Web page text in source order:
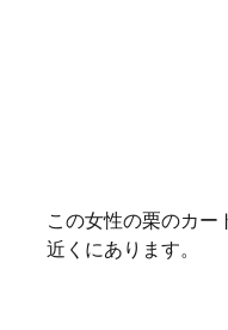
この女性の栗のカー
近くにあります。